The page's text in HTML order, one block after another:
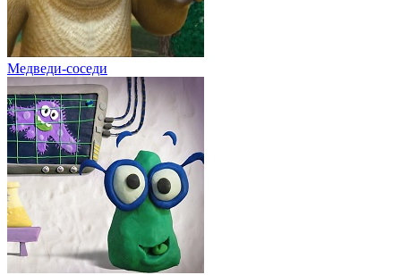
Медведи-соседи